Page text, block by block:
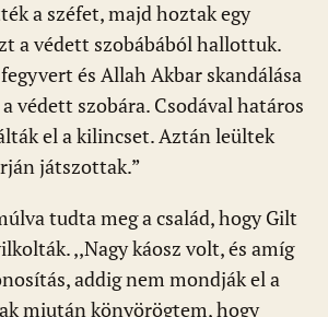
a széfet, majd hoztak egy
a védett szobábából hallottuk.
és Allah Akbar skandálása
védett szobára. Csodával határos
el a kilincset. Aztán leültek
játszottak.”
tudta meg a család, hogy Gilt
,,Nagy káosz volt, és amíg
addig nem mondják el a
miután könyörögtem, hogy